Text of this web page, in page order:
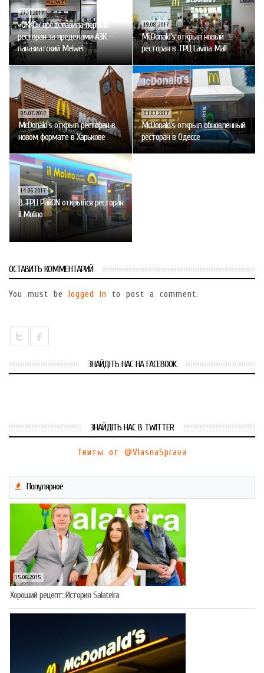
27.11.2017
«ОККО» представила первый
ресторан за пределами АЗК –
паназиатский Meiwei
19.08.2017
McDonald’s открыл новый
ресторан в ТРЦ Lavina Mall
05.07.2017
McDonald’s открыл ресторан в
новом формате в Харькове
03.07.2017
McDonald’s открыл обновленный
ресторан в Одессе
14.06.2017
В ТРЦ РайON открылся ресторан
il Molino
ОСТАВИТЬ КОММЕНТАРИЙ
You must be logged in to post a comment.
ЗНАЙДІТЬ НАС НА FACEBOOK
ЗНАЙДІТЬ НАС В TWITTER
Твиты от @VlasnaSprava
Популярное
15.06.2015
Хороший рецепт: История Salateira